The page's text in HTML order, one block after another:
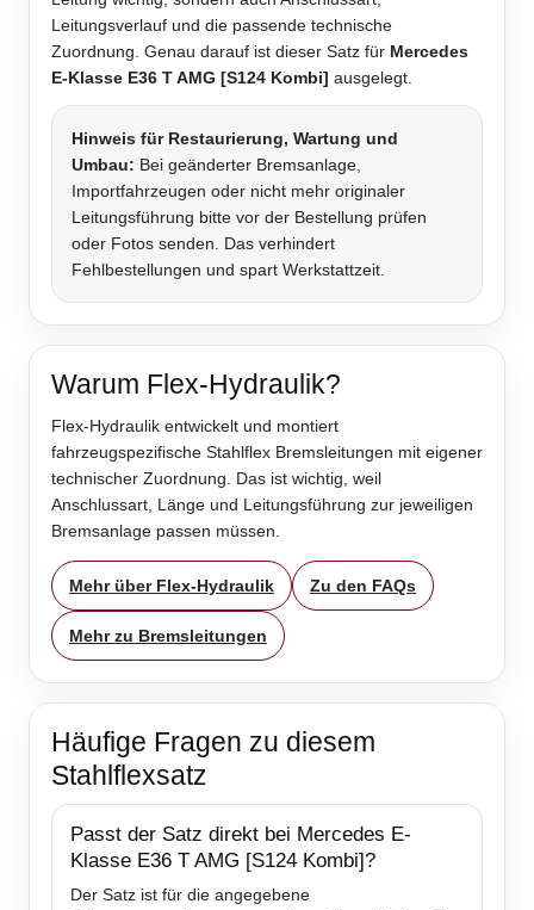
Leitungsverlauf und die passende technische
Zuordnung. Genau darauf ist dieser Satz für Mercedes
E-Klasse E36 T AMG [S124 Kombi] ausgelegt.
Hinweis für Restaurierung, Wartung und
Umbau: Bei geänderter Bremsanlage,
Importfahrzeugen oder nicht mehr originaler
Leitungsführung bitte vor der Bestellung prüfen
oder Fotos senden. Das verhindert
Fehlbestellungen und spart Werkstattzeit.
Warum Flex-Hydraulik?
Flex-Hydraulik entwickelt und montiert
fahrzeugspezifische Stahlflex Bremsleitungen mit eigener
technischer Zuordnung. Das ist wichtig, weil
Anschlussart, Länge und Leitungsführung zur jeweiligen
Bremsanlage passen müssen.
Mehr über Flex-Hydraulik Zu den FAQs
Mehr zu Bremsleitungen
Häufige Fragen zu diesem
Stahlflexsatz
Passt der Satz direkt bei Mercedes E-
Klasse E36 T AMG [S124 Kombi]?
Der Satz ist für die angegebene